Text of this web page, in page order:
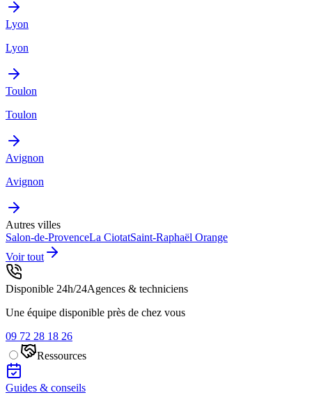
Lyon
Lyon
Toulon
Toulon
Avignon
Avignon
Autres villes
Salon-de-ProvenceLa CiotatSaint-Raphaël Orange
Voir tout
Disponible 24h/24Agences & techniciens
Une équipe disponible près de chez vous
09 72 28 18 26
Ressources
Guides & conseils